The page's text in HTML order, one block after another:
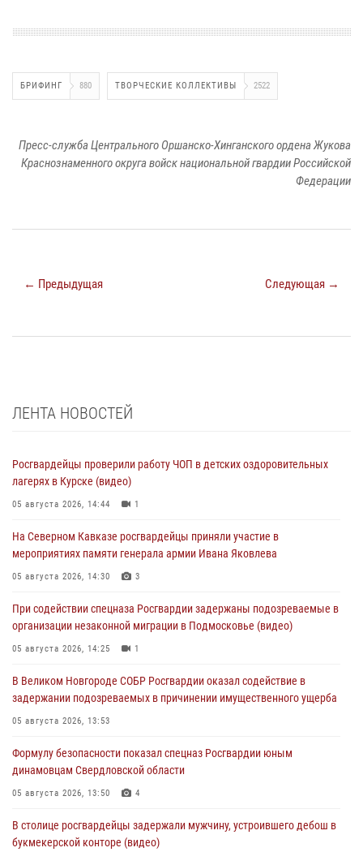
БРИФИНГ 880 ТВОРЧЕСКИЕ КОЛЛЕКТИВЫ 2522
Пресс-служба Центрального Оршанско-Хинганского ордена Жукова
Краснознаменного округа войск национальной гвардии Российской
Федерации
← Предыдущая Следующая →
ЛЕНТА НОВОСТЕЙ
Росгвардейцы проверили работу ЧОП в детских оздоровительных
лагерях в Курске (видео)
05 августа 2026, 14:44 1
На Северном Кавказе росгвардейцы приняли участие в
мероприятиях памяти генерала армии Ивана Яковлева
05 августа 2026, 14:30 3
При содействии спецназа Росгвардии задержаны подозреваемые в
организации незаконной миграции в Подмосковье (видео)
05 августа 2026, 14:25 1
В Великом Новгороде СОБР Росгвардии оказал содействие в
задержании подозреваемых в причинении имущественного ущерба
05 августа 2026, 13:53
Формулу безопасности показал спецназ Росгвардии юным
динамовцам Свердловской области
05 августа 2026, 13:50 4
В столице росгвардейцы задержали мужчину, устроившего дебош в
букмекерской конторе (видео)